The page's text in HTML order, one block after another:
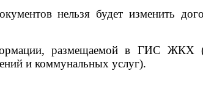
нельзя будет изменить
размещаемой в ГИС ЖКХ
и коммунальных услуг).